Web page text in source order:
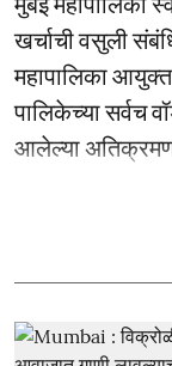
खर्चाची वसुली
महापालिका आयुक्त
पालिकेच्या सर्वच
आलेल्या